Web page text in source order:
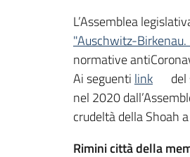
L’Assemblea
"Auschwitz-
normative
Ai seguenti link
nel 2020
crudeltà della Shoah
Rimini città della